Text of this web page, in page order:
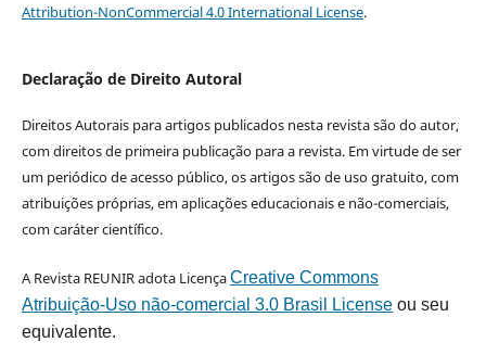
Attribution-NonCommercial 4.0 International License.
Declaração de Direito Autoral
Direitos Autorais para artigos publicados nesta revista são do autor,
com direitos de primeira publicação para a revista. Em virtude de ser
um periódico de acesso público, os artigos são de uso gratuito, com
atribuições próprias, em aplicações educacionais e não-comerciais,
com caráter científico.
A Revista REUNIR adota LicençaCreative Commons
Atribuição-Uso não-comercial 3.0 Brasil Licenseou seu
equivalente.